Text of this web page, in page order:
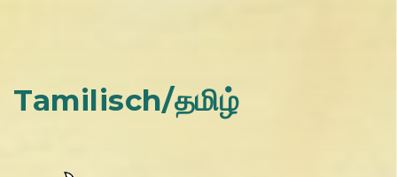
Tamilisch/தமிழ்